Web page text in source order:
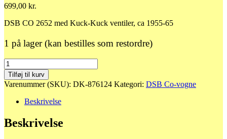
699,00 kr.
DSB CO 2652 med Kuck-Kuck ventiler, ca 1955-65
1 på lager (kan bestilles som restordre)
DK-
876124
DSB
CO
2652
Kuck-
Kuck
Tilføj til kurv
Varenummer (SKU): DK-876124 Kategori: DSB Co-vogne
Beskrivelse
Beskrivelse